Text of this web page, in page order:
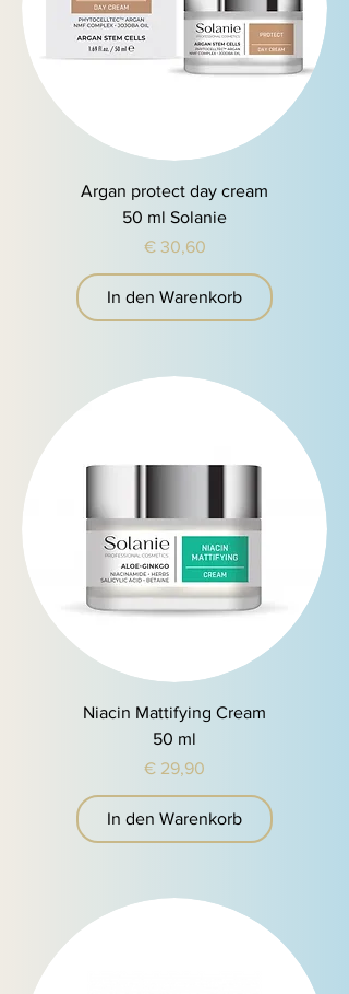
Argan protect day cream
50 ml Solanie
Preis
€ 30,60
In den Warenkorb
Niacin Mattifying Cream
50 ml
Preis
€ 29,90
In den Warenkorb